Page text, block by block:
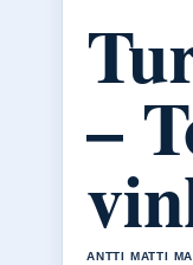
–
ANTTI MATTI